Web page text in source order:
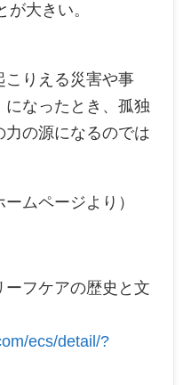
大きい。
こりえる災害や事
なったとき、孤独
の源になるのでは
ムページより）
フケアの歴史と文
ecs/detail/?